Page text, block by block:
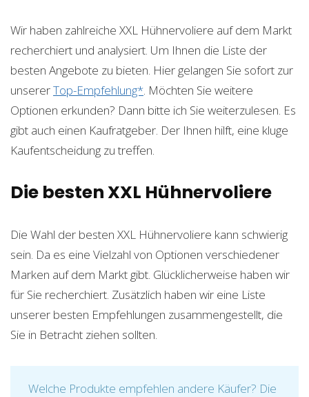
Wir haben zahlreiche XXL Hühnervoliere auf dem Markt
recherchiert und analysiert. Um Ihnen die Liste der
besten Angebote zu bieten. Hier gelangen Sie sofort zur
unsererTop-Empfehlung*. Möchten Sie weitere
Optionen erkunden? Dann bitte ich Sie weiterzulesen. Es
gibt auch einen Kaufratgeber. Der Ihnen hilft, eine kluge
Kaufentscheidung zu treffen.
Die besten XXL Hühnervoliere
Die Wahl der besten XXL Hühnervoliere kann schwierig
sein. Da es eine Vielzahl von Optionen verschiedener
Marken auf dem Markt gibt. Glücklicherweise haben wir
für Sie recherchiert. Zusätzlich haben wir eine Liste
unserer besten Empfehlungen zusammengestellt, die
Sie in Betracht ziehen sollten.
Welche Produkte empfehlen andere Käufer? Die